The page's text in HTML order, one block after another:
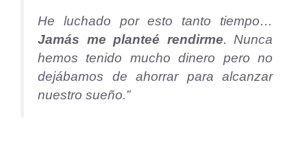
He luchado por esto tanto tiempo…
Jamás me planteé rendirme. Nunca
hemos tenido mucho dinero pero no
dejábamos de ahorrar para alcanzar
nuestro sueño.”